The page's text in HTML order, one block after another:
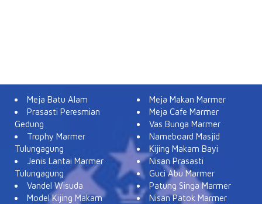
Meja Batu Alam
Prasasti Peresmian
Gedung
Trophy Marmer
Tulungagung
Jenis Lantai Marmer
Tulungagung
Vandel Wisuda
Model Kijing Makam
Meja Makan Marmer
Meja Cafe Marmer
Vas Bunga Marmer
Nameboard Masjid
Kijing Makam Bayi
Nisan Prasasti
Guci Abu Marmer
Patung Singa Marmer
Nisan Patok Marmer